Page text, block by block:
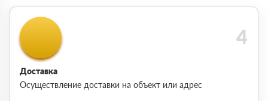
Доставка
Осуществление доставки на объект или адрес